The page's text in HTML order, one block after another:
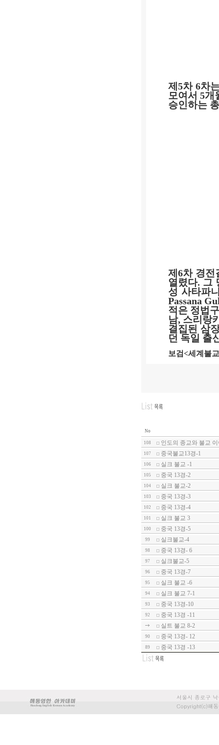
제 5차6차
모여서5개
승인하는
제6차 경전
열렸다. 그
성 사타파
Passana
적은 정법
남, 스리랑
결집된 삼
던 독일 출
보검<세계불
No
108 인도의 종교와 불교
107 중국불교13경-1
106 실크 불교 -1
105 중국 13경-2
104 실크 불교-2
103 중국 13경-3
102 중국 13경-4
101 실크 불교 3
100 중국 13경-5
99 실크불교-4
98 중국 13경- 6
97 실크불교-5
96 중국 13경-7
95 실크 불교 -6
94 실크 불교 7-1
93 중국 13경-10
92
중국 13경 -11
실트 불교 8-2
90 중국 13경- 12
89 중국 13경 -13